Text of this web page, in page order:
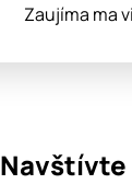
Zaujíma ma
Navštívte